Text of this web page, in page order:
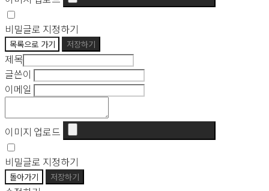
비밀글로 지정하기
목록으로 가기 저장하기
제목
글쓴이
이메일
이미지 업로드
비밀글로 지정하기
돌아가기 저장하기